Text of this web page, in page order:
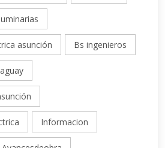
asunción Bs ingenieros
Informacion